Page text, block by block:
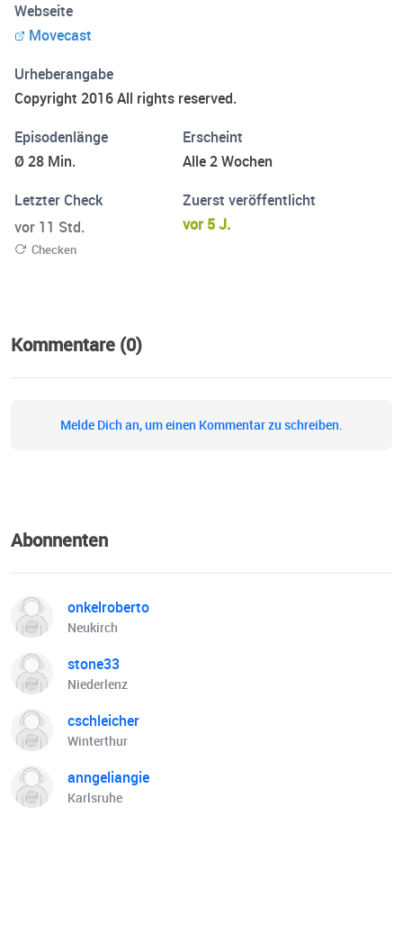
ich? Was schaffe ich neu an? Genau um diese Fragen geht
es bei Movecast!
Webseite
Movecast
Urheberangabe
Copyright 2016 All rights reserved.
Episodenlänge
Ø 28 Min.
Erscheint
Alle 2 Wochen
Letzter Check
vor 11 Std.
Checken
Zuerst veröffentlicht
vor 5 J.
Kommentare (0)
Melde Dich an, um einen Kommentar zu schreiben.
Abonnenten
onkelroberto
Neukirch
stone33
Niederlenz
cschleicher
Winterthur
anngeliangie
Karlsruhe